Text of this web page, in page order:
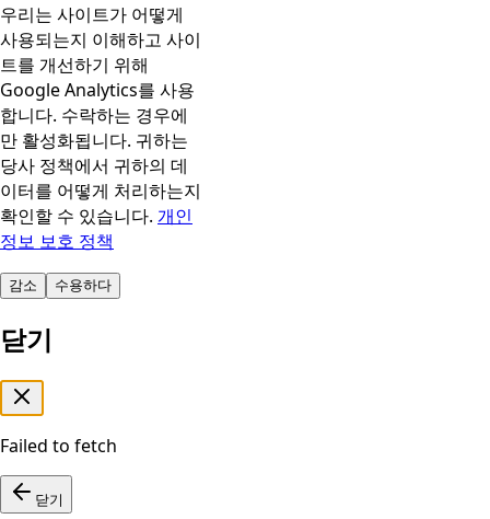
우리는 사이트가 어떻게
사용되는지 이해하고 사이
트를 개선하기 위해
Google Analytics를 사용
합니다. 수락하는 경우에
만 활성화됩니다. 귀하는
당사 정책에서 귀하의 데
이터를 어떻게 처리하는지
확인할 수 있습니다. 개인
정보 보호 정책
감소 수용하다
닫기
Failed to fetch
닫기